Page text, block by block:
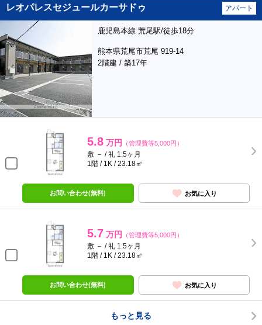
レオパレスセジュールカーサドゥ アパート
鹿児島本線 荒尾駅/徒歩18分
熊本県荒尾市荒尾 919-14
2階建 / 築17年
5.8 万円 （管理費等5,000円）
敷 － / 礼 1.5ヶ月
1階 / 1K / 23.18㎡
お問い合わせ(無料) お気に入り
5.7 万円 （管理費等5,000円）
敷 － / 礼 1.5ヶ月
1階 / 1K / 23.18㎡
お問い合わせ(無料) お気に入り
もっと見る